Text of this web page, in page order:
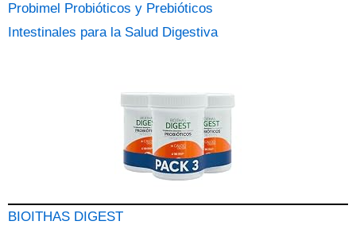
Probimel Probióticos y Prebióticos
Intestinales para la Salud Digestiva
BIOITHAS DIGEST